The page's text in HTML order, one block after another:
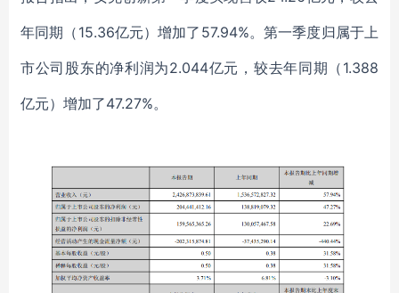
年同期（15.36亿元）增加了57.94%。第一季度归属于上
市公司股东的净利润为2.044亿元，较去年同期（1.388
亿元）增加了47.27%。